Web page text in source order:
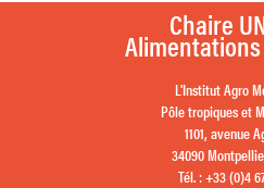
Chaire
L’Institut Agro
Pôle tropiques et
1101, avenue
34090
Tél. : +33 (0)4